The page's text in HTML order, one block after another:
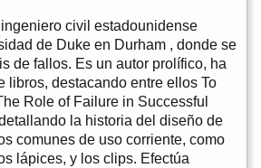
civil estadounidense
de Duke en Durham , donde se
de fallos. Es un autor prolífico, ha
libros, destacando entre ellos To
Role of Failure in Successful
la historia del diseño de
comunes de uso corriente, como
lápices, y los clips. Efectúa